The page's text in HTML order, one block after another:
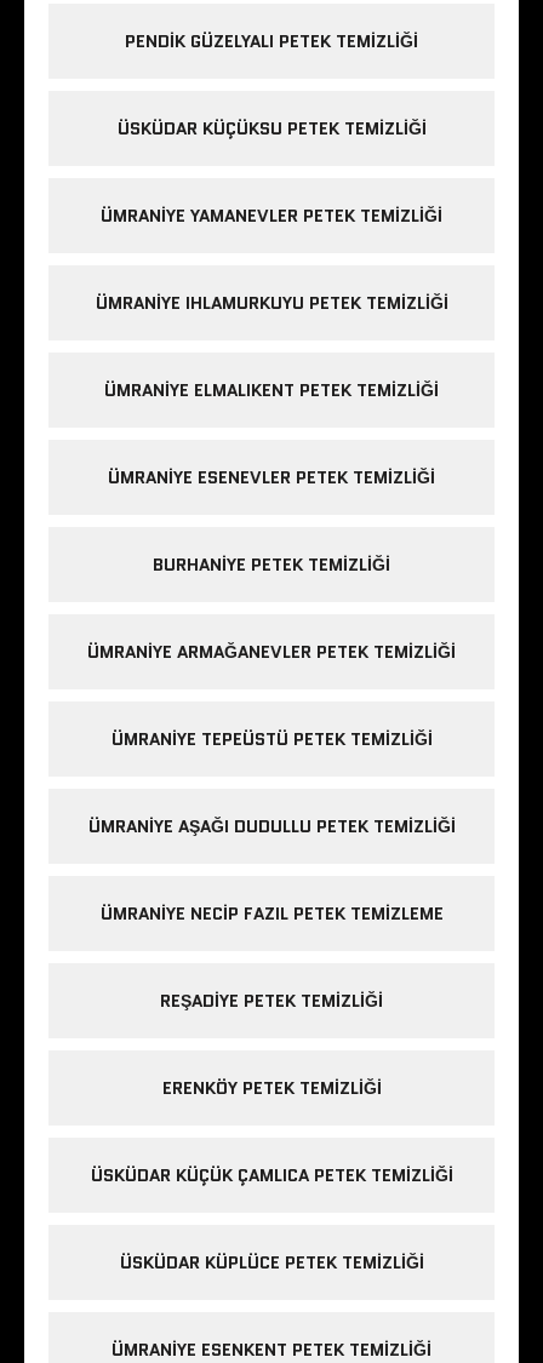
PENDIK GÜZELYALI PETEK TEMIZLIĞI
ÜSKÜDAR KÜÇÜKSU PETEK TEMIZLIĞI
ÜMRANIYE YAMANEVLER PETEK TEMIZLIĞI
ÜMRANIYE IHLAMURKUYU PETEK TEMIZLIĞI
ÜMRANIYE ELMALIKENT PETEK TEMIZLIĞI
ÜMRANIYE ESENEVLER PETEK TEMIZLIĞI
BURHANIYE PETEK TEMIZLIĞI
ÜMRANIYE ARMAĞANEVLER PETEK TEMIZLIĞI
ÜMRANIYE TEPEÜSTÜ PETEK TEMIZLIĞI
ÜMRANIYE AŞAĞI DUDULLU PETEK TEMIZLIĞI
ÜMRANIYE NECIP FAZIL PETEK TEMIZLEME
REŞADIYE PETEK TEMIZLIĞI
ERENKÖY PETEK TEMIZLIĞI
ÜSKÜDAR KÜÇÜK ÇAMLICA PETEK TEMIZLIĞI
ÜSKÜDAR KÜPLÜCE PETEK TEMIZLIĞI
ÜMRANIYE ESENKENT PETEK TEMIZLIĞI